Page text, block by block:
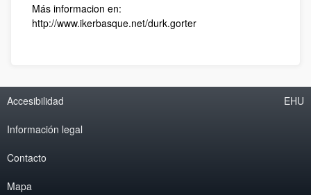
Más informacion en:
http://www.ikerbasque.net/durk.gorter
Accesibilidad
Información legal
Contacto
Mapa
EHU